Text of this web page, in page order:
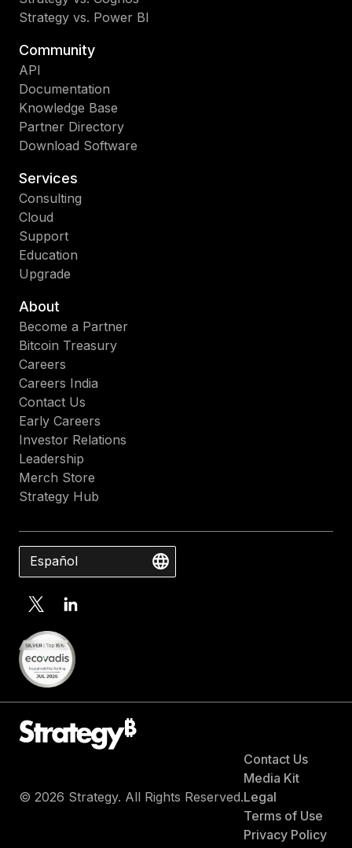
Strategy vs. Power BI
Community
API
Documentation
Knowledge Base
Partner Directory
Download Software
Services
Consulting
Cloud
Support
Education
Upgrade
About
Become a Partner
Bitcoin Treasury
Careers
Careers India
Contact Us
Early Careers
Investor Relations
Leadership
Merch Store
Strategy Hub
Español
© 2026 Strategy. All Rights Reserved.
Contact Us
Media Kit
Legal
Terms of Use
Privacy Policy